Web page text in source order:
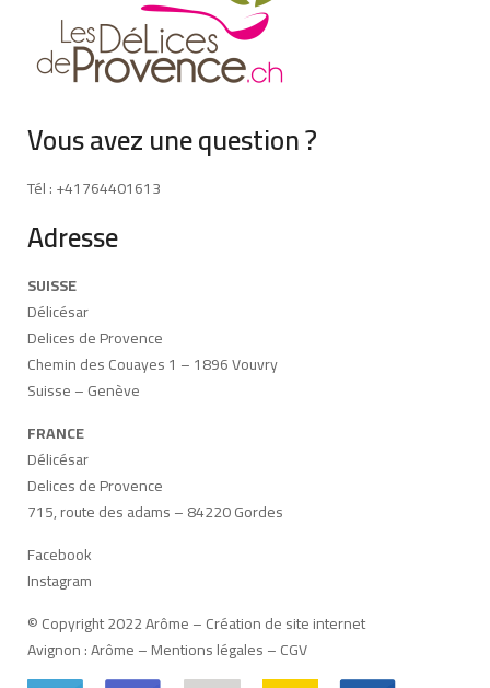
Vous avez une question ?
Tél : +41764401613
Adresse
SUISSE
Délicésar
Delices de Provence
Chemin des Couayes 1 – 1896 Vouvry
Suisse – Genève
FRANCE
Délicésar
Delices de Provence
715, route des adams – 84220 Gordes
Facebook
Instagram
© Copyright 2022 Arôme –Création de site internet
Avignon:Arôme–Mentions légales–CGV